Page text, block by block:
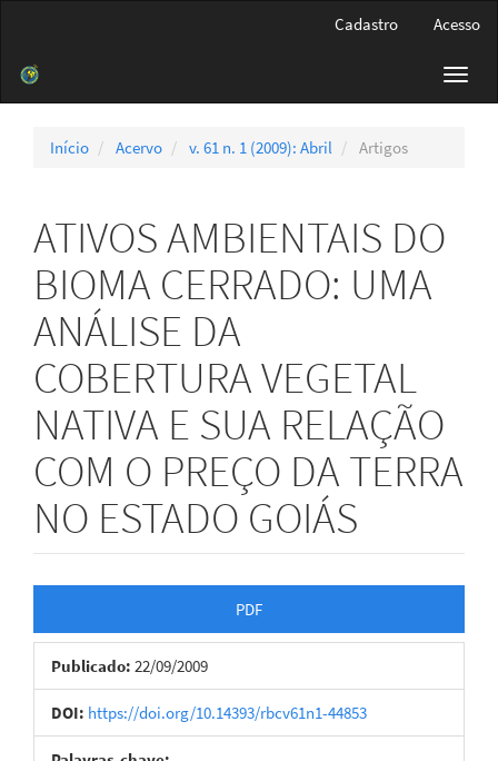
Barra
Cadastro Acesso
Início Acervo v. 61 n. 1 (2009): Abril Artigos
ATIVOS AMBIENTAIS DO
BIOMA CERRADO: UMA
ANÁLISE DA
COBERTURA VEGETAL
NATIVA E SUA RELAÇÃO
COM O PREÇO DA TERRA
NO ESTADO GOIÁS
lateral
de
artigos
PDF
Publicado: 22/09/2009
DOI: https://doi.org/10.14393/rbcv61n1-44853